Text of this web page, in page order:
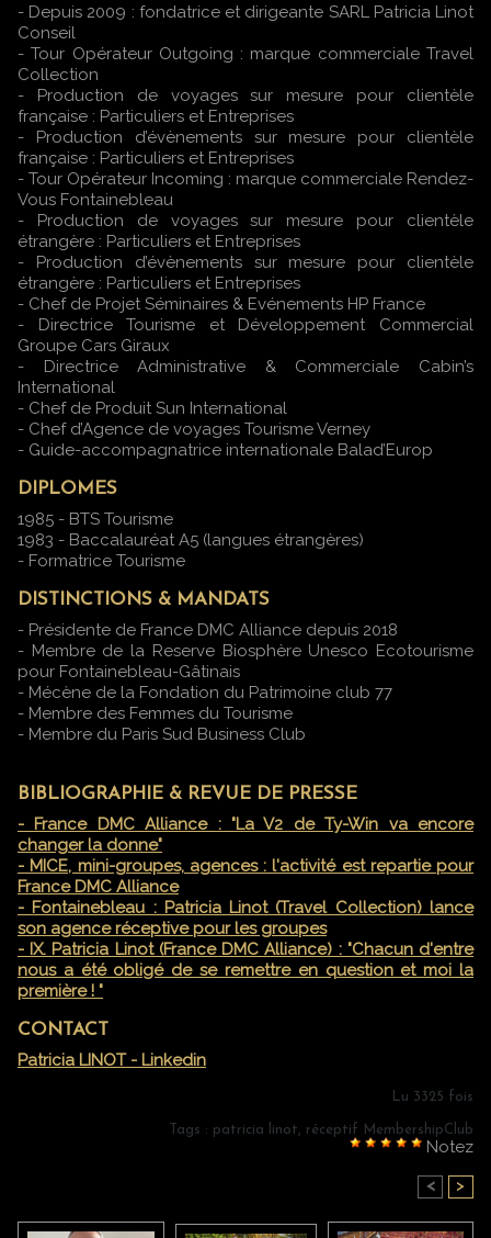
- Depuis 2009 : fondatrice et dirigeante SARL Patricia Linot
Conseil
- Tour Opérateur Outgoing : marque commerciale Travel
Collection
- Production de voyages sur mesure pour clientèle
française : Particuliers et Entreprises
- Production d’évènements sur mesure pour clientèle
française : Particuliers et Entreprises
- Tour Opérateur Incoming : marque commerciale Rendez-
Vous Fontainebleau
- Production de voyages sur mesure pour clientèle
étrangère : Particuliers et Entreprises
- Production d’évènements sur mesure pour clientèle
étrangère : Particuliers et Entreprises
- Chef de Projet Séminaires & Evénements HP France
- Directrice Tourisme et Développement Commercial
Groupe Cars Giraux
- Directrice Administrative & Commerciale Cabin’s
International
- Chef de Produit Sun International
- Chef d’Agence de voyages Tourisme Verney
- Guide-accompagnatrice internationale Balad’Europ
DIPLOMES
1985 - BTS Tourisme
1983 - Baccalauréat A5 (langues étrangères)
- Formatrice Tourisme
DISTINCTIONS & MANDATS
- Présidente de France DMC Alliance depuis 2018
- Membre de la Reserve Biosphère Unesco Ecotourisme
pour Fontainebleau-Gâtinais
- Mécène de la Fondation du Patrimoine club 77
- Membre des Femmes du Tourisme
- Membre du Paris Sud Business Club
BIBLIOGRAPHIE & REVUE DE PRESSE
- France DMC Alliance : "La V2 de Ty-Win va encore
changer la donne"
- MICE, mini-groupes, agences : l'activité est repartie pour
France DMC Alliance
- Fontainebleau : Patricia Linot (Travel Collection) lance
son agence réceptive pour les groupes
- IX. Patricia Linot (France DMC Alliance) : "Chacun d'entre
nous a été obligé de se remettre en question et moi la
première ! "
CONTACT
Patricia LINOT - Linkedin
Lu 3325 fois
Tags : patricia linot, réceptif MembershipClub
Notez
< >